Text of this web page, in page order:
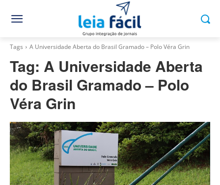
Tags A Universidade Aberta do Brasil Gramado – Polo Véra Grin
Tag: A Universidade Aberta
do Brasil Gramado – Polo
Véra Grin